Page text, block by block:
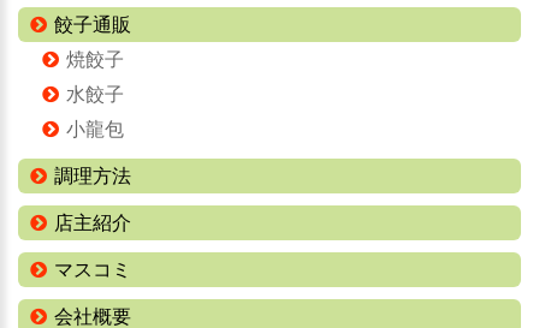
餃子通販
焼餃子
水餃子
小龍包
調理方法
店主紹介
マスコミ
会社概要